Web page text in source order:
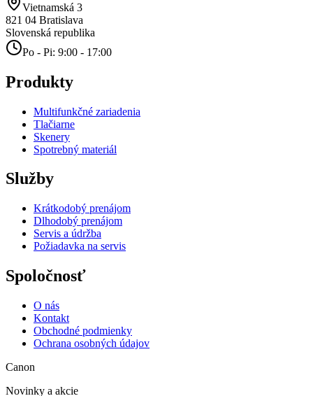
Vietnamská 3
821 04 Bratislava
Slovenská republika
Po - Pi: 9:00 - 17:00
Produkty
Multifunkčné zariadenia
Tlačiarne
Skenery
Spotrebný materiál
Služby
Krátkodobý prenájom
Dlhodobý prenájom
Servis a údržba
Požiadavka na servis
Spoločnosť
O nás
Kontakt
Obchodné podmienky
Ochrana osobných údajov
Canon
Novinky a akcie